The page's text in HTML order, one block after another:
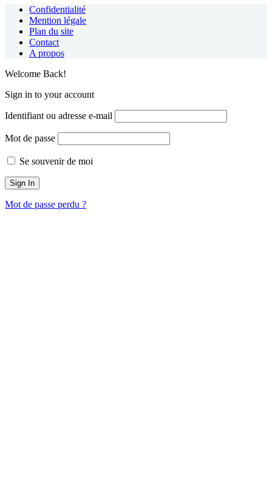
Confidentialité
Mention légale
Plan du site
Contact
A propos
Welcome Back!
Sign in to your account
Identifiant ou adresse e-mail
Mot de passe
Se souvenir de moi
Mot de passe perdu ?